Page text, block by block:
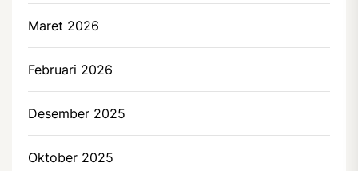
Maret 2026
Februari 2026
Desember 2025
Oktober 2025